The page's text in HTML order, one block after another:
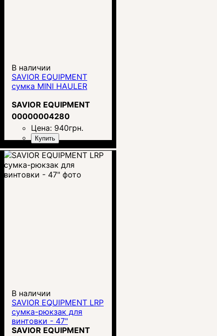
В наличии
SAVIOR EQUIPMENT
сумка MINI HAULER
SAVIOR EQUIPMENT
00000004280
Цена: 940грн.
Купить
В наличии
SAVIOR EQUIPMENT LRP
сумка-рюкзак для
винтовки - 47"
SAVIOR EQUIPMENT